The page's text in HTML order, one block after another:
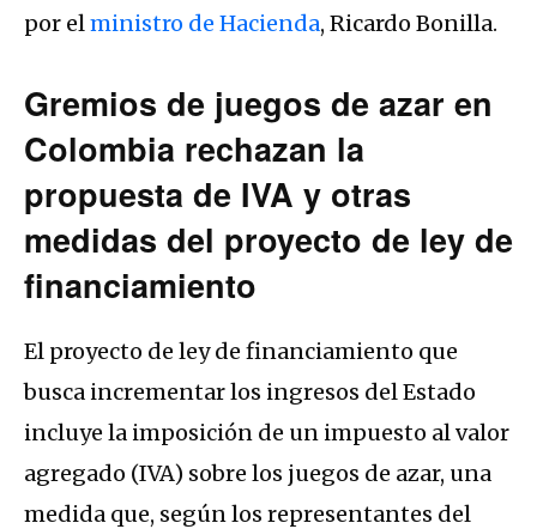
por elministro de Hacienda, Ricardo Bonilla.
Gremios de juegos de azar en
Colombia rechazan la
propuesta de IVA y otras
medidas del proyecto de ley de
financiamiento
El proyecto de ley de financiamiento que
busca incrementar los ingresos del Estado
incluye la imposición de un impuesto al valor
agregado (IVA) sobre los juegos de azar, una
medida que, según los representantes del